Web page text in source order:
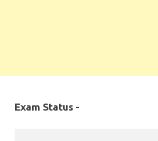
Exam Status -